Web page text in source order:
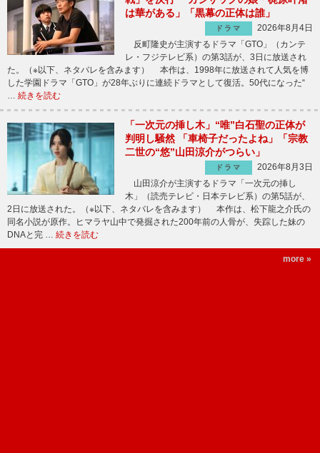
は華がある」「黒幕の正体は誰」
ドラマ
2026年8月4日
反町隆史が主演するドラマ「GTO」（カンテ
レ・フジテレビ系）の第3話が、3日に放送され
た。（※以下、ネタバレを含みます） 本作は、1998年に放送されて人気を博
した学園ドラマ「GTO」が28年ぶりに連続ドラマとして復活。50代になった“
… 続きを読む
「一次元の挿し木」“唯”白石聖の正体が
判明し騒然 「車椅子だったよね」「宗教
二世の“悠”山田涼介がつらい」
ドラマ
2026年8月3日
山田涼介が主演するドラマ「一次元の挿し
木」（読売テレビ・日本テレビ系）の第5話が、
2日に放送された。（※以下、ネタバレを含みます） 本作は、松下龍之介氏の
同名小説が原作。ヒマラヤ山中で発掘された200年前の人骨が、失踪した妹の
DNAと完 … 続きを読む
more »